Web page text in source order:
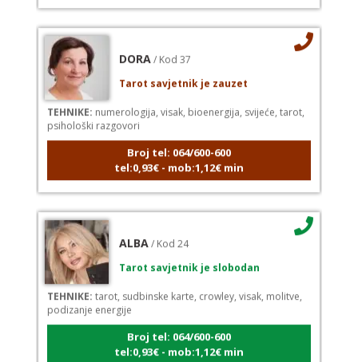
TEHNIKE:numerologija, visak, bioenergija, svijeće, tarot,
psihološki razgovori
Broj tel: 064/600-600
tel:0,93€ - mob:1,12€ min
TEHNIKE:tarot, sudbinske karte, crowley, visak, molitve,
podizanje energije
Broj tel: 064/600-600
tel:0,93€ - mob:1,12€ min